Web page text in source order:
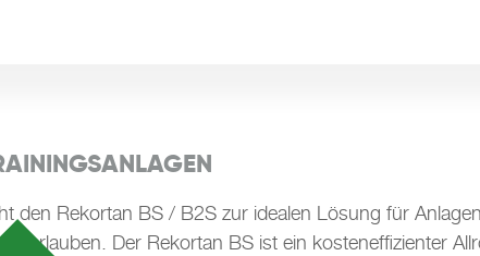
Rekortan BS / B2S zur idealen Lösung für
erlauben. Der Rekortan BS ist ein kosteneffizienter